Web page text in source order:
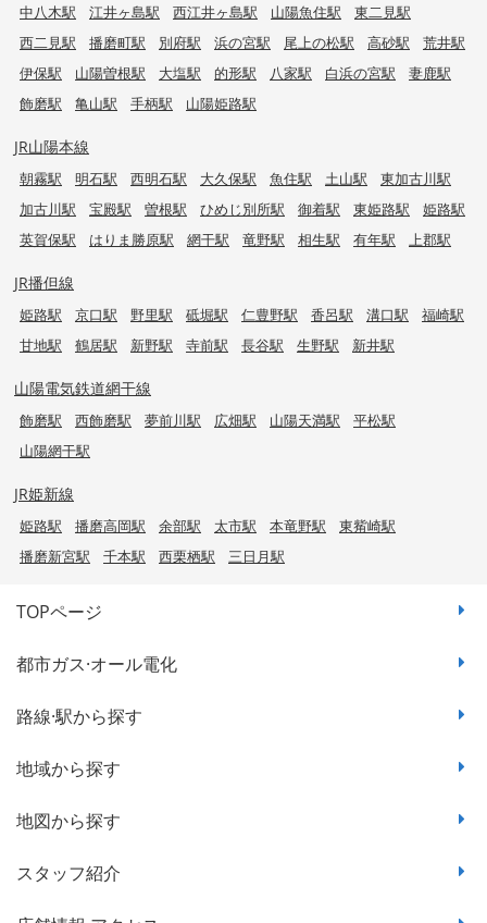
中八木駅
江井ヶ島駅 西江井ヶ島駅 山陽魚住駅
東二見駅
西二見駅
播磨町駅 別府駅 浜の宮駅 尾上の松駅 高砂駅
荒井駅
伊保駅
山陽曽根駅 大塩駅 的形駅 八家駅 白浜の宮駅
妻鹿駅
飾磨駅
亀山駅 手柄駅 山陽姫路駅
JR山陽本線
朝霧駅 明石駅 西明石駅 大久保駅 魚住駅 土山駅
東加古川駅
加古川駅
宝殿駅 曽根駅 ひめじ別所駅 御着駅 東姫路駅
姫路駅
英賀保駅
はりま勝原駅 網干駅 竜野駅 相生駅 有年駅 上郡駅
JR播但線
姫路駅 京口駅 野里駅 砥堀駅 仁豊野駅 香呂駅 溝口駅
福崎駅
甘地駅
鶴居駅 新野駅 寺前駅 長谷駅 生野駅 新井駅
山陽電気鉄道網干線
飾磨駅 西飾磨駅 夢前川駅 広畑駅 山陽天満駅
平松駅
山陽網干駅
JR姫新線
姫路駅 播磨高岡駅 余部駅 太市駅 本竜野駅
東觜崎駅
播磨新宮駅
千本駅 西栗栖駅 三日月駅
TOPページ
都市ガス·オール電化
路線·駅から探す
地域から探す
地図から探す
スタッフ紹介